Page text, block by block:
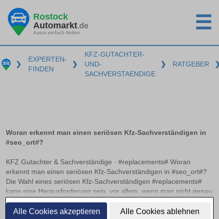
Alle Cookies akzeptieren Alle Cookies ablehnen
Rostock
Automarkt.de
Autos einfach finden ☰
❯
EXPERTEN-
FINDEN
❯
KFZ-GUTACHTER-
UND-
SACHVERSTAENDIGE
❯ RATGEBER
Woran erkennt man einen seriösen Kfz-Sachverständigen in
#seo_ort#?
KFZ Gutachter & Sachverständige · #replacements# Woran
erkennt man einen seriösen Kfz-Sachverständigen in #seo_ort#?
Die Wahl eines seriösen Kfz-Sachverständigen #replacements#
kann eine Herausforderung sein, vor allem, wenn man nicht genau
weiß, worauf zu achten ist. Anerkannte Zertifizierungen und
Verbandsmitgliedschaften können hier als wichtige Indikatoren
weiterlesen